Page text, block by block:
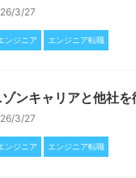
3/27
ンジニア エンジニア転職
ンキャリアと他社
3/27
ンジニア エンジニア転職